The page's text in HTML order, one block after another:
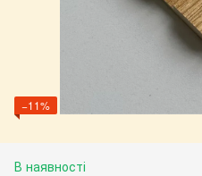
−11%
В наявності